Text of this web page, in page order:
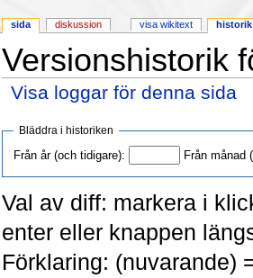
Versionshistorik
Visa loggar för denna sida
Bläddra i historiken
Från år (och tidigare): Från månad
Val av diff: markera i
enter eller knappen
Förklaring: (nuvarande)
sida diskussion visa wikitext historik